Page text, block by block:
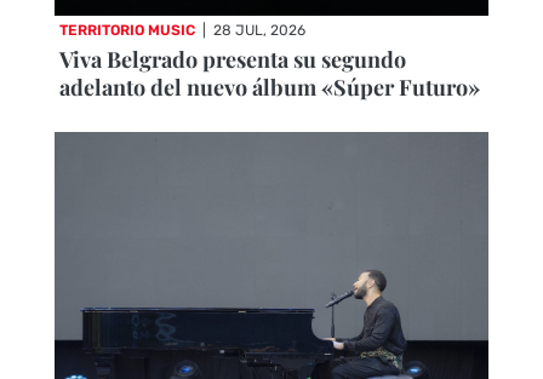
TERRITORIO MUSIC 28 JUL, 2026
Viva Belgrado presenta su segundo
adelanto del nuevo álbum «Súper Futuro»